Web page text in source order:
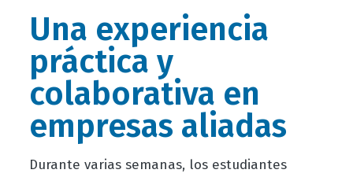
Una experiencia
práctica y
colaborativa en
empresas aliadas
Durante varias semanas, los estudiantes